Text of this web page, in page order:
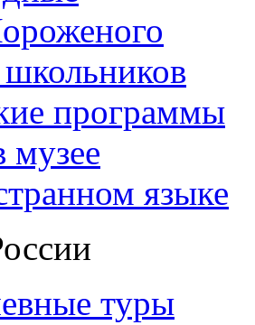
программы
музее
языке
туры